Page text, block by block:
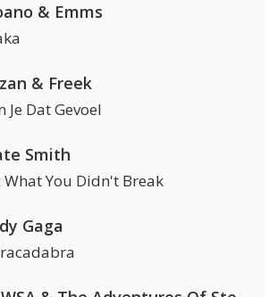
& Emms
& Freek
Je Dat Gevoel
Smith
What You Didn't Break
Gaga